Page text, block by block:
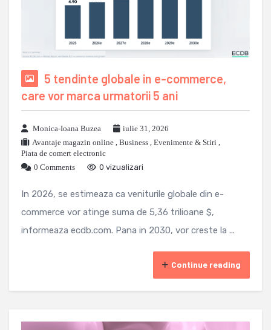
5 tendinte globale in e-commerce,
care vor marca urmatorii 5 ani
Monica-Ioana Buzea
iulie 31, 2026
Avantaje magazin online , Business , Evenimente & Stiri ,
Piata de comert electronic
0 Comments
0 vizualizari
In 2026, se estimeaza ca veniturile globale din e-
commerce vor atinge suma de 5,36 trilioane $,
informeaza ecdb.com. Pana in 2030, vor creste la ...
Continue reading